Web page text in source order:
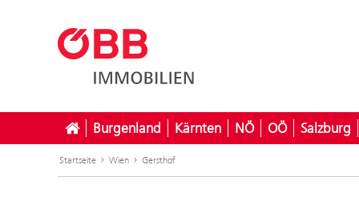
Burgenland Kärnten NÖ OÖ Salzburg
Startseite Wien Gersthof